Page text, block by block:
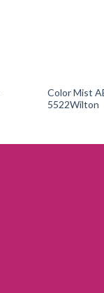
Color Mist
5522Wilton